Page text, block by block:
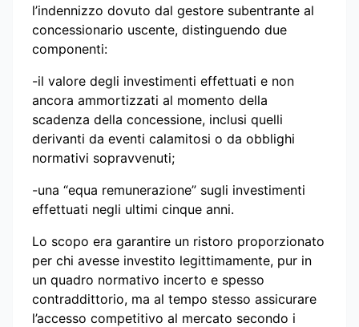
l’indennizzo dovuto dal gestore subentrante al
concessionario uscente, distinguendo due
componenti:
-il valore degli investimenti effettuati e non
ancora ammortizzati al momento della
scadenza della concessione, inclusi quelli
derivanti da eventi calamitosi o da obblighi
normativi sopravvenuti;
-una “equa remunerazione” sugli investimenti
effettuati negli ultimi cinque anni.
Lo scopo era garantire un ristoro proporzionato
per chi avesse investito legittimamente, pur in
un quadro normativo incerto e spesso
contraddittorio, ma al tempo stesso assicurare
l’accesso competitivo al mercato secondo i